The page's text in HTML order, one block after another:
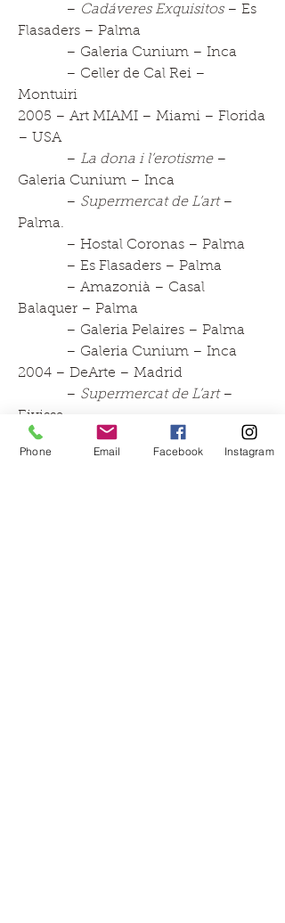
– Cadáveres Exquisitos– Es
Flasaders – Palma
– Galeria Cunium – Inca
– Celler de Cal Rei –
Montuiri
2005 – Art MIAMI – Miami – Florida
– USA
– La dona i l’erotisme–
Galeria Cunium – Inca
– Supermercat de L’art –
Palma.
– Hostal Coronas – Palma
– Es Flasaders – Palma
– Amazonià – Casal
Balaquer – Palma
– Galeria Pelaires – Palma
– Galeria Cunium – Inca
2004 – DeArte – Madrid
– Supermercat de L’art–
Eivissa
– Galeria Cunium – Inca
–
Mediterrània. Sa Quartera
Phone Email Facebook Instagram